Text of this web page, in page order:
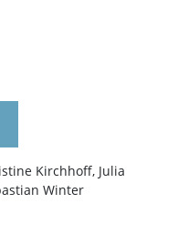
Kirchhoff, Julia
Winter